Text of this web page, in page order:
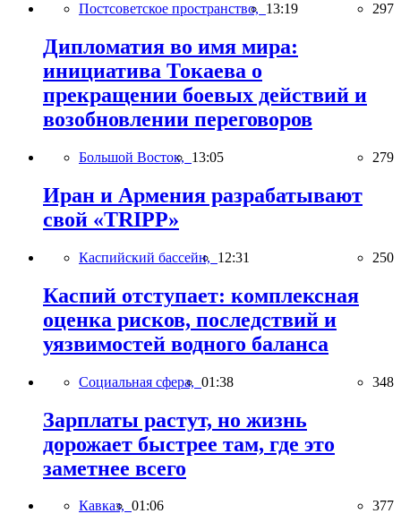
Постсоветское пространство, 13:19 297
Дипломатия во имя мира:
инициатива Токаева о
прекращении боевых действий и
возобновлении переговоров
Большой Восток, 13:05 279
Иран и Армения разрабатывают
свой «TRIPP»
Каспийский бассейн, 12:31 250
Каспий отступает: комплексная
оценка рисков, последствий и
уязвимостей водного баланса
Социальная сфера, 01:38 348
Зарплаты растут, но жизнь
дорожает быстрее там, где это
заметнее всего
Кавказ, 01:06 377